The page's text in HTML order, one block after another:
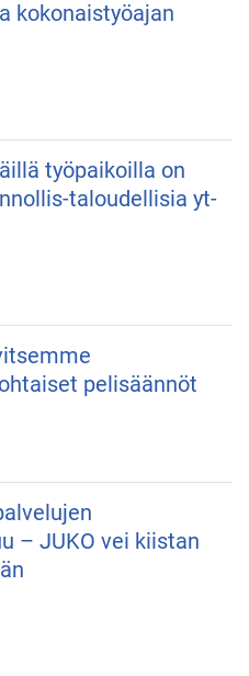
kokonaistyöajan
työpaikoilla on
taloudellisia yt-
pelisäännöt
– JUKO vei kiistan